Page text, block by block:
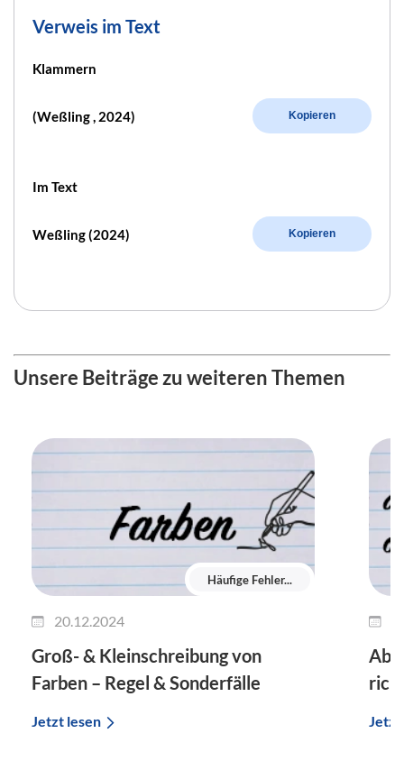
Verweis im Text
Klammern
(Weßling , 2024) Kopieren
Im Text
Weßling (2024) Kopieren
Unsere Beiträge zu weiteren Themen
Häufige Fehler...
20.12.2024
Groß- & Kleinschreibung von
Farben – Regel & Sonderfälle
Jetzt lesen
Ab